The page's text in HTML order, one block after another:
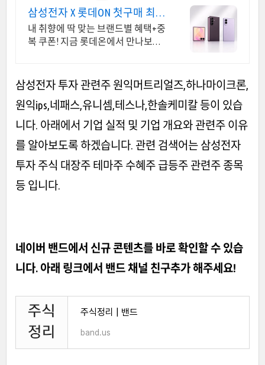
삼성전자 X 롯데ON 첫구매 최대
5천원 혜택!
내 취향에 딱 맞는 브랜드별 혜택+중
복 쿠폰! 지금 롯데온에서 만나보세
삼성전자 투자 관련주 원익머트리얼즈,하나마이크론,
원익ips,네패스,유니셈,테스나,한솔케미칼 등이 있습
니다. 아래에서 기업 실적 및 기업 개요와 관련주 이유
를 알아보도록 하겠습니다. 관련 검색어는 삼성전자
투자 주식 대장주 테마주 수혜주 급등주 관련주 종목
등 입니다.
네이버 밴드에서 신규 콘텐츠를 바로 확인할 수 있습
니다. 아래 링크에서 밴드 채널 친구추가 해주세요!
주식정리 | 밴드
band.us